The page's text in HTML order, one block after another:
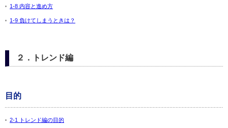
1-8 内容と進め方
1-9 負けてしまうときは？
２．トレンド編
目的
2-1 トレンド編の目的